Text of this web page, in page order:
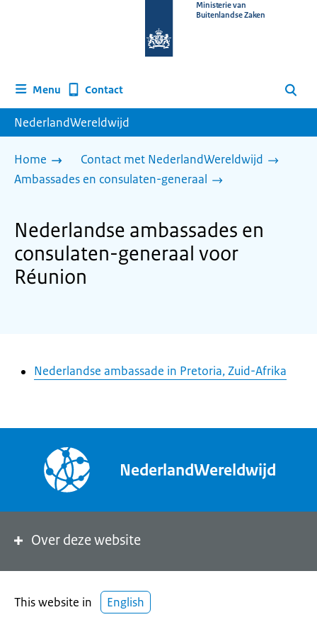
homepage
Ministerie van
Buitenlandse Zaken
Menu Contact Zoeken
NederlandWereldwijd
Home
Contact met NederlandWereldwijd
Ambassades en consulaten-generaal
Nederlandse ambassades en
consulaten-generaal voor
Réunion
Nederlandse ambassade in Pretoria, Zuid-Afrika
NederlandWereldwijd
Over deze website
This website in English